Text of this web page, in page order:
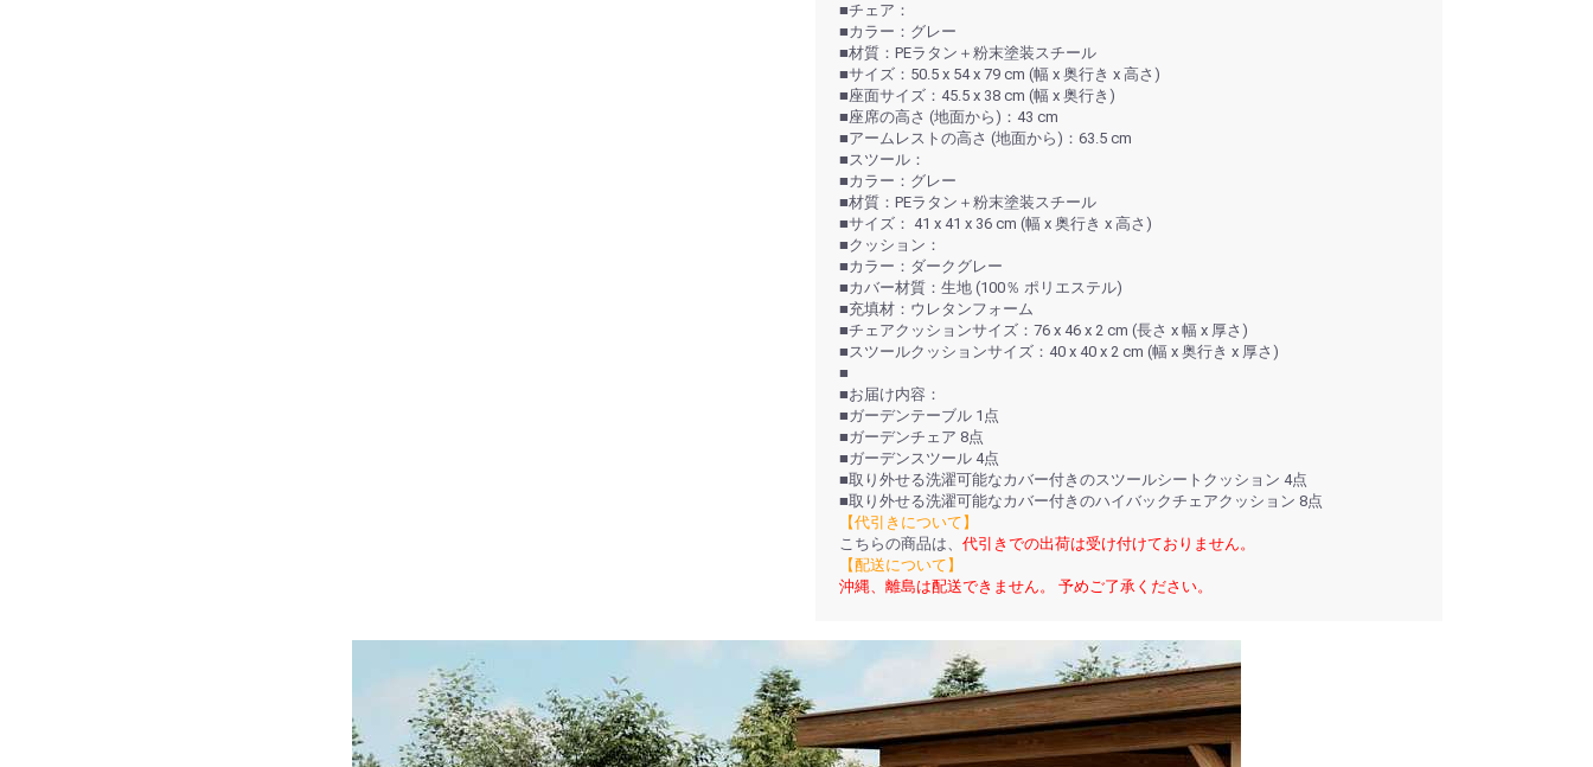
■チェア：
■カラー：グレー
■材質：PEラタン＋粉末塗装スチール
■サイズ：50.5 x 54 x 79 cm (幅 x 奥行き x 高さ)
■座面サイズ：45.5 x 38 cm (幅 x 奥行き)
■座席の高さ (地面から)：43 cm
■アームレストの高さ (地面から)：63.5 cm
■スツール：
■カラー：グレー
■材質：PEラタン＋粉末塗装スチール
■サイズ： 41 x 41 x 36 cm (幅 x 奥行き x 高さ)
■クッション：
■カラー：ダークグレー
■カバー材質：生地 (100％ ポリエステル)
■充填材：ウレタンフォーム
■チェアクッションサイズ：76 x 46 x 2 cm (長さ x 幅 x 厚さ)
■スツールクッションサイズ：40 x 40 x 2 cm (幅 x 奥行き x 厚さ)
■
■お届け内容：
■ガーデンテーブル 1点
■ガーデンチェア 8点
■ガーデンスツール 4点
■取り外せる洗濯可能なカバー付きのスツールシートクッション 4点
■取り外せる洗濯可能なカバー付きのハイバックチェアクッション 8点
【代引きについて】
こちらの商品は、 代引きでの出荷は受け付けておりません。
【配送について】
沖縄、離島は配送できません。 予めご了承ください。